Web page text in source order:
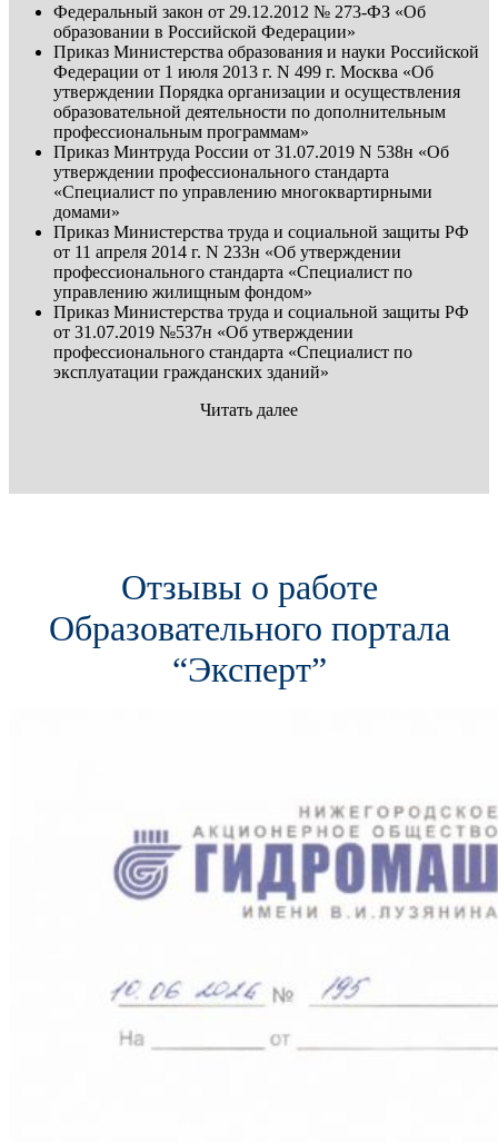
Федеральный закон от 29.12.2012 № 273-ФЗ «Об
образовании в Российской Федерации»
Приказ Министерства образования и науки Российской
Федерации от 1 июля 2013 г. N 499 г. Москва «Об
утверждении Порядка организации и осуществления
образовательной деятельности по дополнительным
профессиональным программам»
Приказ Минтруда России от 31.07.2019 N 538н «Об
утверждении профессионального стандарта
«Специалист по управлению многоквартирными
домами»
Приказ Министерства труда и социальной защиты РФ
от 11 апреля 2014 г. N 233н «Об утверждении
профессионального стандарта «Специалист по
управлению жилищным фондом»
Приказ Министерства труда и социальной защиты РФ
от 31.07.2019 №537н «Об утверждении
профессионального стандарта «Специалист по
эксплуатации гражданских зданий»
Читать далее
Отзывы о работе
Образовательного портала
“Эксперт”